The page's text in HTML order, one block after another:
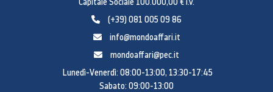
Luce LED Interna
LED (superiore)
Materiale degli scaffali
(+39) 081 005 09 86
info@mondoaffari.it
mondoaffari@pec.it
Lunedì-Venerdì: 08:00-13:00, 13:30-17:45
Sabato: 09:00-13:00